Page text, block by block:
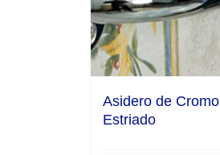
Asidero de Cromo
Estriado